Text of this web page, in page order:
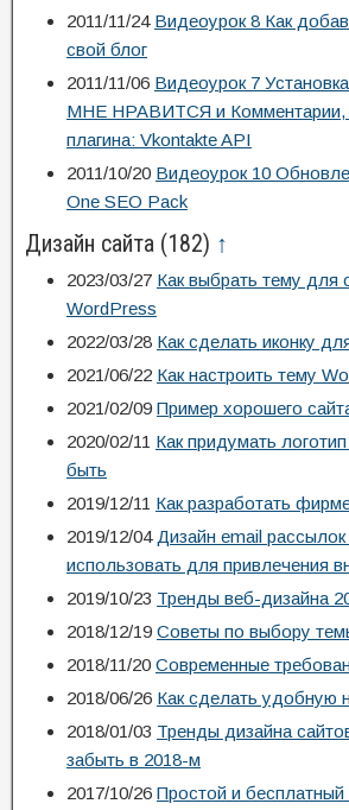
2011/11/24 Видеоурок 8 Как
свой блог
2011/11/06 Видеоурок 7
МНЕ НРАВИТСЯ и Комментарии,
плагина: Vkontakte API
2011/10/20 Видеоурок 10
One SEO Pack
Дизайн сайта (182) ↑
2023/03/27 Как выбрать тему для
WordPress
2022/03/28 Как сделать иконку
2021/06/22 Как настроить тему
2021/02/09 Пример хорошего
2020/02/11 Как придумать
быть
2019/12/11 Как разработать
2019/12/04 Дизайн email рассылок
использовать для привлечения
2019/10/23 Тренды веб-дизайна
2018/12/19 Советы по выбору
2018/11/20 Современные
2018/06/26 Как сделать удобную
2018/01/03 Тренды дизайна
забыть в 2018-м
2017/10/26 Простой и бесплатный